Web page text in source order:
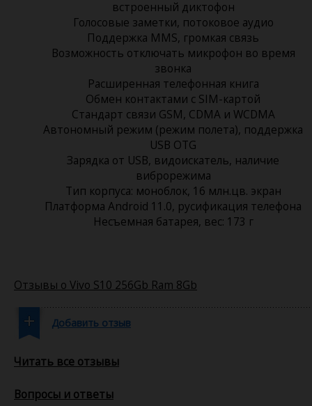
встроенный диктофон
Голосовые заметки, потоковое аудио
Поддержка MMS, громкая связь
Возможность отключать микрофон во время
звонка
Расширенная телефонная книга
Обмен контактами с SIM-картой
Стандарт связи GSM, CDMA и WCDMA
Автономный режим (режим полета), поддержка
USB OTG
Зарядка от USB, видоискатель, наличие
виброрежима
Тип корпуса: моноблок, 16 млн.цв. экран
Платформа Android 11.0, русификация телефона
Несъемная батарея, вес: 173 г
Отзывы о Vivo S10 256Gb Ram 8Gb
Добавить отзыв
Читать все отзывы
Вопросы и ответы